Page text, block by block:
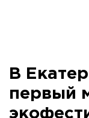
В
первый